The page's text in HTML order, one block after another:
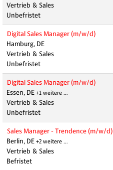
Vertrieb & Sales
Unbefristet
Digital Sales Manager (m/w/d)
Hamburg, DE
Vertrieb & Sales
Unbefristet
Digital Sales Manager (m/w/d)
Essen, DE +1 weitere …
Vertrieb & Sales
Unbefristet
Sales Manager - Trendence (m/w/d)
Berlin, DE +2 weitere …
Vertrieb & Sales
Befristet